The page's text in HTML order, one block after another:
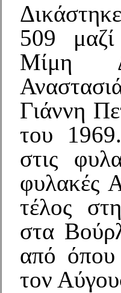
509
Μίμη
Γιάννη
του
στις
φυλακές
τέλος
στα
από όπου
τον